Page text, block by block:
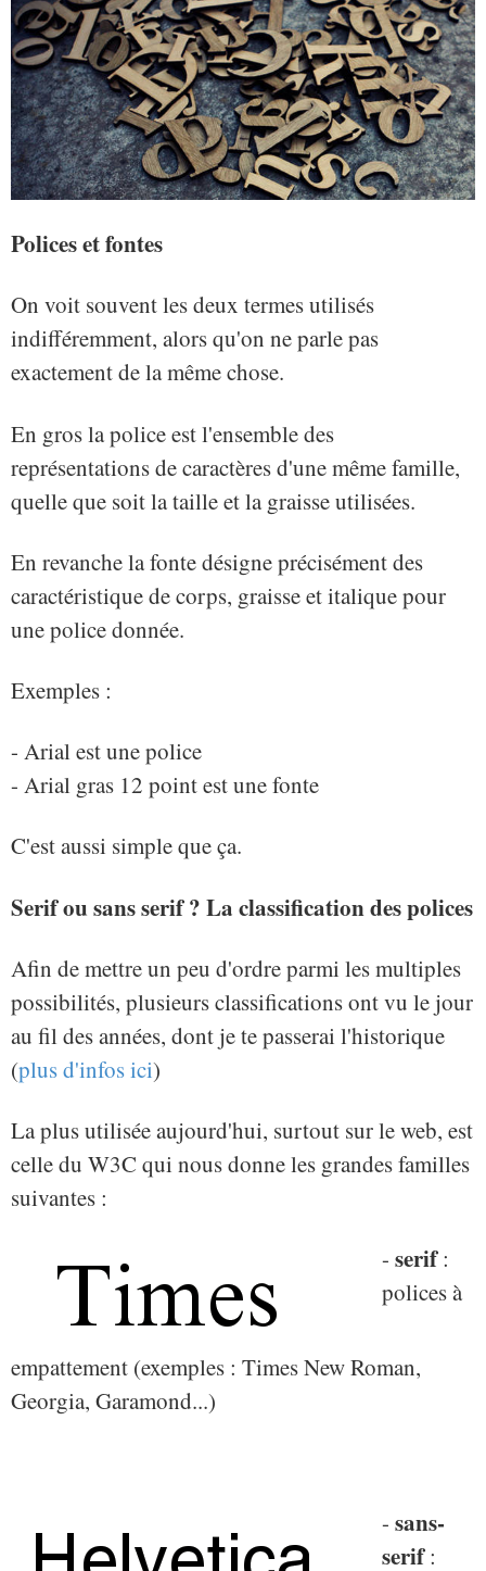
Polices et fontes
On voit souvent les deux termes utilisés
indifféremment, alors qu'on ne parle pas
exactement de la même chose.
En gros la police est l'ensemble des
représentations de caractères d'une même famille,
quelle que soit la taille et la graisse utilisées.
En revanche la fonte désigne précisément des
caractéristique de corps, graisse et italique pour
une police donnée.
Exemples :
- Arial est une police
- Arial gras 12 point est une fonte
C'est aussi simple que ça.
Serif ou sans serif ? La classification des polices
Afin de mettre un peu d'ordre parmi les multiples
possibilités, plusieurs classifications ont vu le jour
au fil des années, dont je te passerai l'historique
(plus d'infos ici)
La plus utilisée aujourd'hui, surtout sur le web, est
celle du W3C qui nous donne les grandes familles
suivantes :
- serif:
polices à
empattement (exemples : Times New Roman,
Georgia, Garamond...)
- sans-
serif: